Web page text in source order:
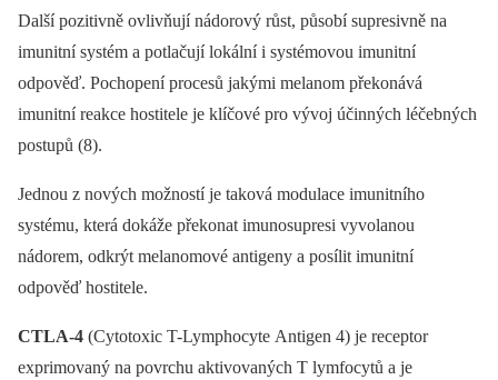
Další pozitivně ovlivňují nádorový růst, působí supresivně na
imunitní systém a potlačují lokální i systémovou imunitní
odpověď. Pochopení procesů jakými melanom překonává
imunitní reakce hostitele je klíčové pro vývoj účinných léčebných
postupů (8).
Jednou z nových možností je taková modulace imunitního
systému, která dokáže překonat imunosupresi vyvolanou
nádorem, odkrýt melanomové antigeny a posílit imunitní
odpověď hostitele.
CTLA-4 (Cytotoxic T-Lymphocyte Antigen 4) je receptor
exprimovaný na povrchu aktivovaných T lymfocytů a je